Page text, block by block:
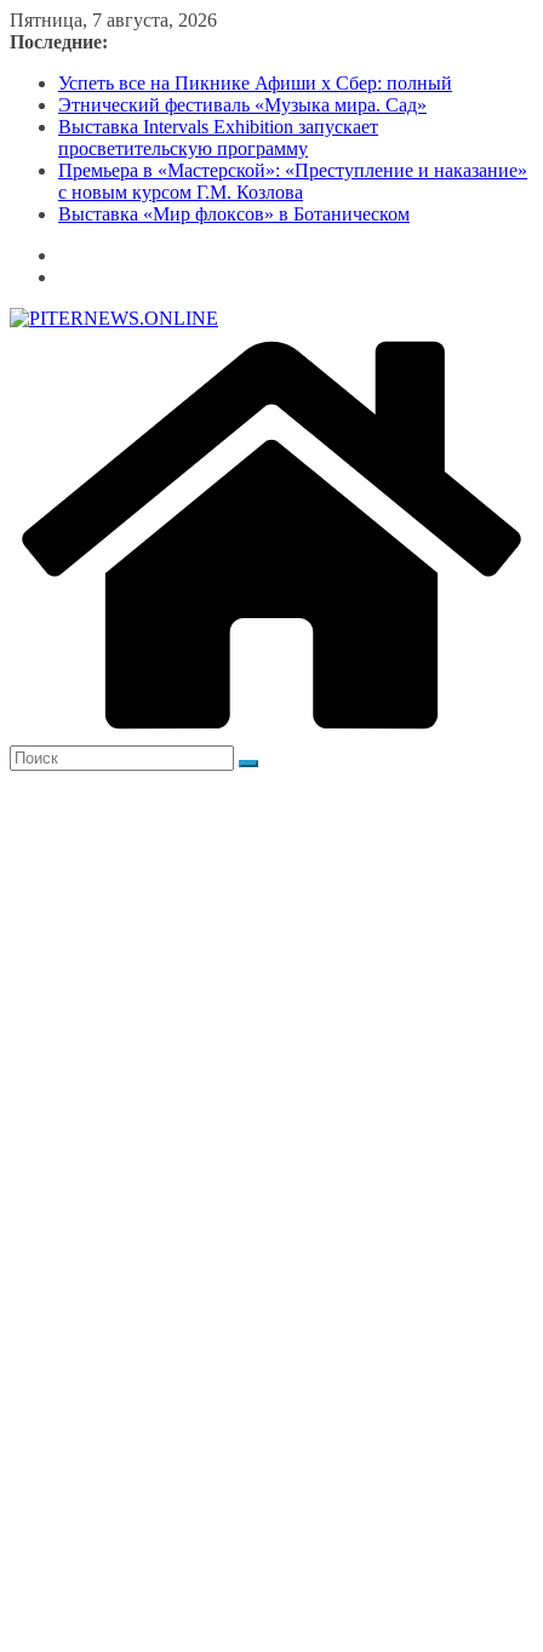
Перейти
к
Пятница, 7 августа, 2026
Последние:
Успеть все на Пикнике Афиши x Сбер: полный
Этнический фестиваль «Музыка мира. Сад»
Выставка Intervals Exhibition запускает
просветительскую программу
Премьера в «Мастерской»: «Преступление и наказание»
с новым курсом Г.М. Козлова
Выставка «Мир флоксов» в Ботаническом